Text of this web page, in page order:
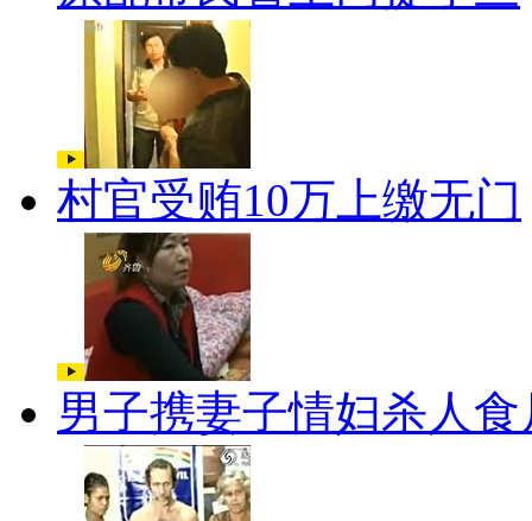
村官受贿10万上缴无门
男子携妻子情妇杀人食